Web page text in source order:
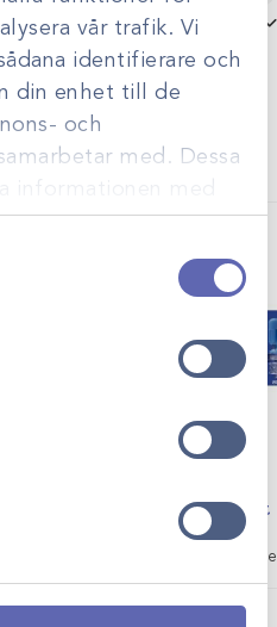
vår trafik. Vi
identifierare och
din enhet till de
och
med. Dessa
informationen med
du har tillhandahållit
in när du har använt
Sprutor 2-komponent
Injektionport
Logga in för att